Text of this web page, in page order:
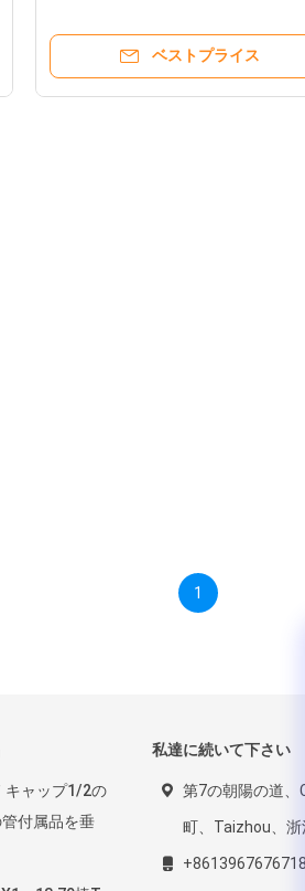
ベストプライス
1
キャップ1/2の
付属品を垂
私達に続いて下さい
第7の朝陽の道、
町、Taizhou、浙
+8613967676718